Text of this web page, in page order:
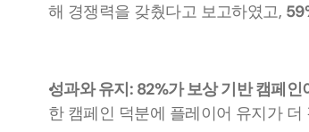
해 경쟁력을 갖췄다고 보고하였고,
성과와 유지: 82%가 보상 기반 캠페
한 캠페인 덕분에 플레이어 유지가